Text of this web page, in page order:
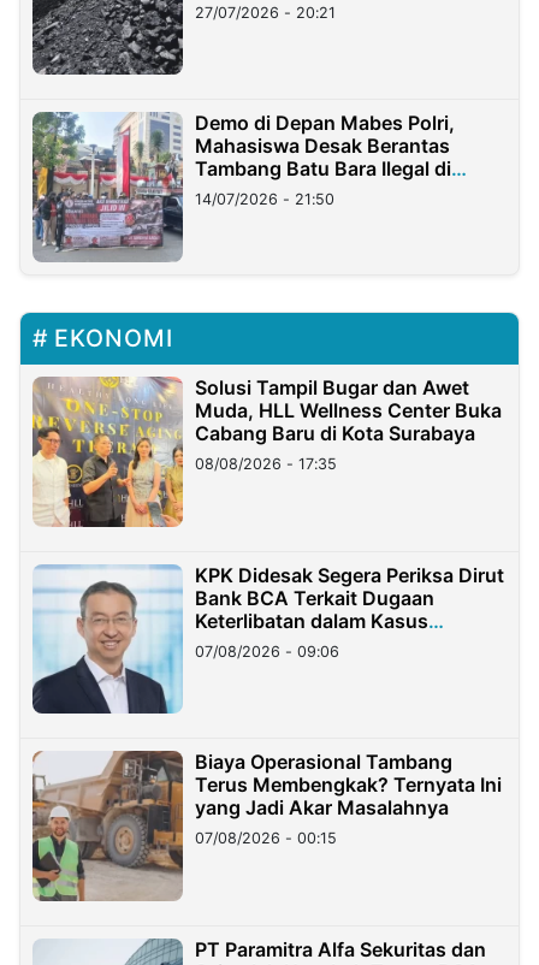
27/07/2026 - 20:21
Demo di Depan Mabes Polri,
Mahasiswa Desak Berantas
Tambang Batu Bara Ilegal di
Lampung
14/07/2026 - 21:50
EKONOMI
Solusi Tampil Bugar dan Awet
Muda, HLL Wellness Center Buka
Cabang Baru di Kota Surabaya
08/08/2026 - 17:35
KPK Didesak Segera Periksa Dirut
Bank BCA Terkait Dugaan
Keterlibatan dalam Kasus
Hilangnya Dana Nasabah Rp2,58
Miliar
07/08/2026 - 09:06
Biaya Operasional Tambang
Terus Membengkak? Ternyata Ini
yang Jadi Akar Masalahnya
07/08/2026 - 00:15
PT Paramitra Alfa Sekuritas dan